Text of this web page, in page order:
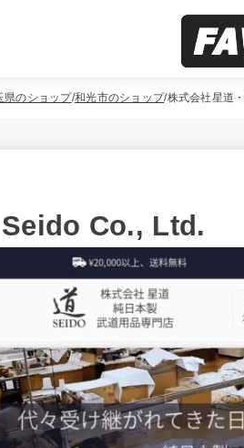
県のショップ 和光市のショップ 株式会社星道
Co., Ltd.